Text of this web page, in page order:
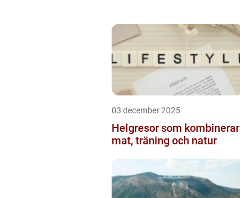
03 december 2025
Helgresor som kombinerar
mat, träning och natur